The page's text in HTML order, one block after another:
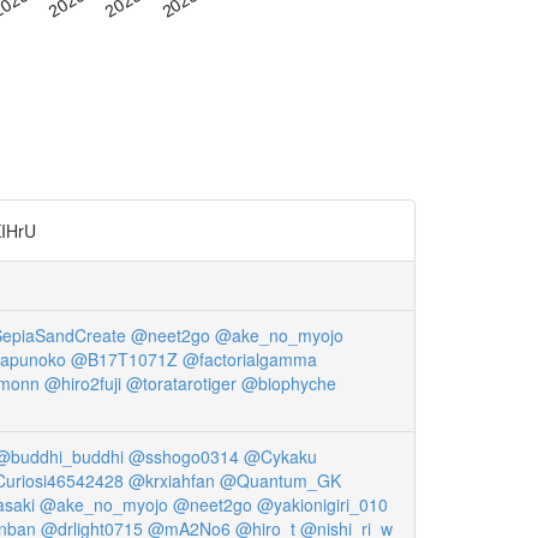
@neet2go @ake_no_myojo
@B17T1071Z @factorialgamma
@hiro2fuji @toratarotiger @biophyche
@sshogo0314 @Cykaku
@krxiahfan @Quantum_GK
@ake_no_myojo @neet2go @yakionigiri_010
@drlight0715 @mA2No6 @hiro_t @nishi_ri_w